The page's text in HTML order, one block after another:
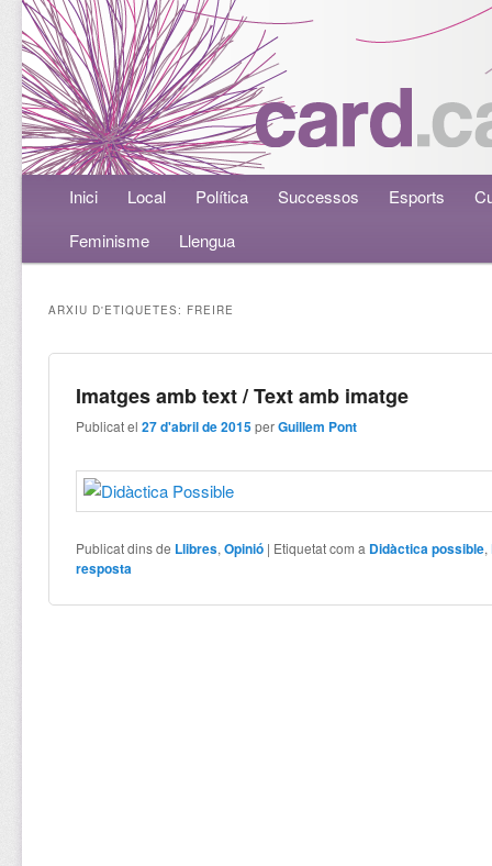
Menú principalAneu al contingut principal
Aneu al contingut secundari
Inici Local Política Successos Esports
Feminisme
Llengua
ARXIU D'ETIQUETES: FREIRE
Imatges amb text / Text amb imatge
Publicat el27 d'abril de 2015 perGuillem Pont
Publicat dins de Llibres,Opinió | Etiquetat com a Didàctica possible,
resposta